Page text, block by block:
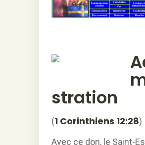
stration
(1 Corinthiens 12:28)
Avec ce don, le Saint-